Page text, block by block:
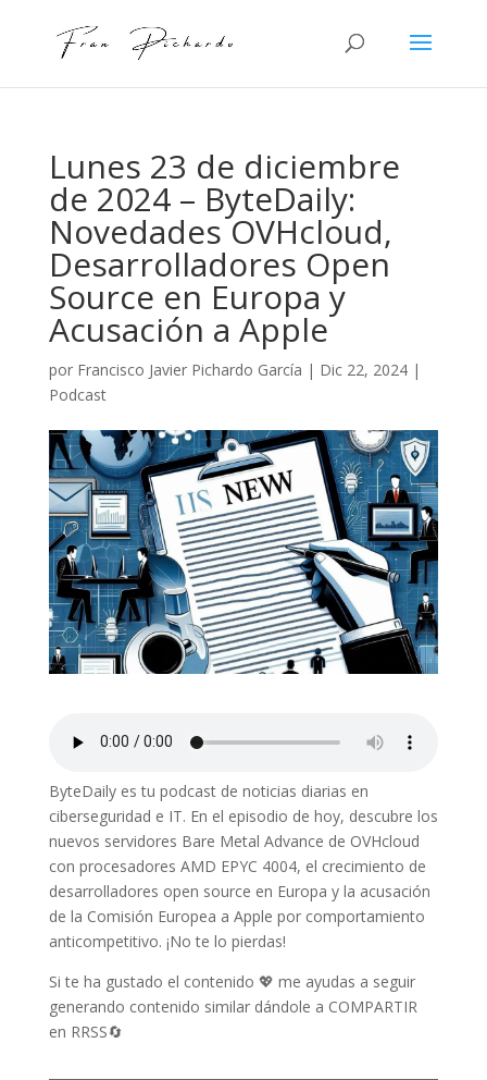
Lunes 23 de diciembre
de 2024 – ByteDaily:
Novedades OVHcloud,
Desarrolladores Open
Source en Europa y
Acusación a Apple
por Francisco Javier Pichardo García | Dic 22, 2024|
Podcast
ByteDaily es tu podcast de noticias diarias en
ciberseguridad e IT. En el episodio de hoy, descubre los
nuevos servidores Bare Metal Advance de OVHcloud
con procesadores AMD EPYC 4004, el crecimiento de
desarrolladores open source en Europa y la acusación
de la Comisión Europea a Apple por comportamiento
anticompetitivo. ¡No te lo pierdas!
Si te ha gustado el contenido 💖 me ayudas a seguir
generando contenido similar dándole a COMPARTIR
en RRSS🔄